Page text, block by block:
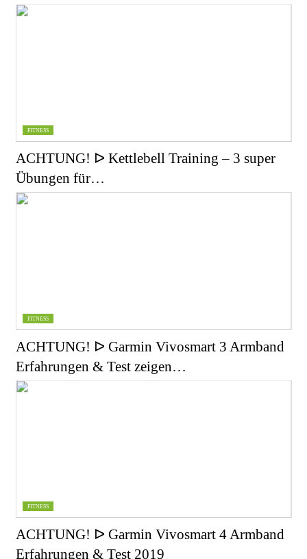
FITNESS
ACHTUNG! ᐅ Kettlebell Training – 3 super
Übungen für…
FITNESS
ACHTUNG! ᐅ Garmin Vivosmart 3 Armband
Erfahrungen & Test zeigen…
FITNESS
ACHTUNG! ᐅ Garmin Vivosmart 4 Armband
Erfahrungen & Test 2019